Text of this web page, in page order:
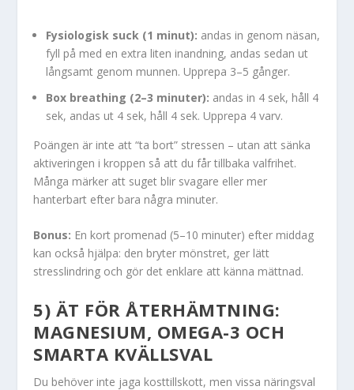
Fysiologisk suck (1 minut): andas in genom näsan,
fyll på med en extra liten inandning, andas sedan ut
långsamt genom munnen. Upprepa 3–5 gånger.
Box breathing (2–3 minuter): andas in 4 sek, håll 4
sek, andas ut 4 sek, håll 4 sek. Upprepa 4 varv.
Poängen är inte att “ta bort” stressen – utan att sänka
aktiveringen i kroppen så att du får tillbaka valfrihet.
Många märker att suget blir svagare eller mer
hanterbart efter bara några minuter.
Bonus: En kort promenad (5–10 minuter) efter middag
kan också hjälpa: den bryter mönstret, ger lätt
stresslindring och gör det enklare att känna mättnad.
5) ÄT FÖR ÅTERHÄMTNING:
MAGNESIUM, OMEGA-3 OCH
SMARTA KVÄLLSVAL
Du behöver inte jaga kosttillskott, men vissa näringsval